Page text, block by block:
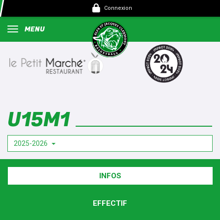
Connexion
MENU
U15M1
2025-2026
INFOS
EFFECTIF
Panneau de gestion des cookies